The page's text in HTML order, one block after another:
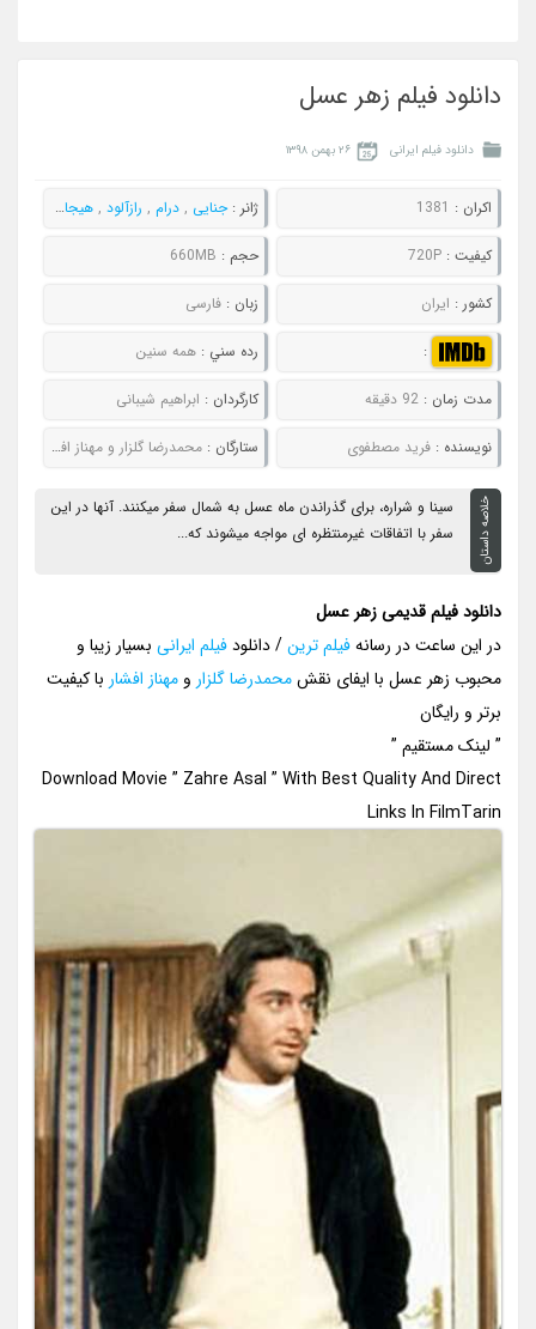
دانلود فیلم زهر عسل
دانلود فیلم ایرانی ۲۶ بهمن ۱۳۹۸
اکران : 1381 ژانر :جنایی , درام , رازآلود , هیجان انگیز
کيفيت :720P حجم : 660MB
کشور : ایران زبان : فارسی
: رده سني : همه سنین
مدت زمان :92 دقیقه کارگردان : ابراهیم شیبانی
نويسنده :فرید مصطفوی ستارگان : محمدرضا گلزار و مهناز افشار
خلاصه داستان
سینا و شراره، برای گذراندن ماه عسل به شمال سفر میکنند. آنها در این
سفر با اتفاقات غیرمنتظره ای مواجه میشوند که...
دانلود فیلم قدیمی زهر عسل
در این ساعت در رسانهفیلم ترین/ دانلودفیلم ایرانی بسیار زیبا و
محبوب زهر عسل با ایفای نقشمحمدرضا گلزار ومهناز افشار با کیفیت
برتر و رایگان
” لینک مستقیم ”
Download Movie ” Zahre Asal ” With Best Quality And Direct
Links In FilmTarin